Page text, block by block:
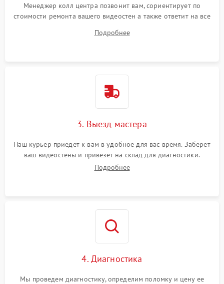
Менеджер колл центра позвонит вам, сориентирует по
стоимости ремонта вашего видеостен а также ответит на все
Подробнее
3. Выезд мастера
Наш курьер приедет к вам в удобное для вас время. Заберет
ваш видеостены и привезет на склад для диагностики.
Подробнее
4. Диагностика
Мы проведем диагностику, определим поломку и цену ее